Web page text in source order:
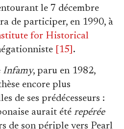
le 7 décembre
de participer, en 1990, à
for Historical
[15] .
Infamy, paru en 1982,
encore plus
de ses prédécesseurs :
aurait été repérée
de son périple vers Pearl